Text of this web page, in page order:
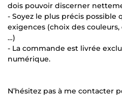
dois pouvoir discerner
- Soyez le plus précis possible
exigences (choix des
…)
- La commande est livrée
numérique.
N’hésitez pas à me contacter